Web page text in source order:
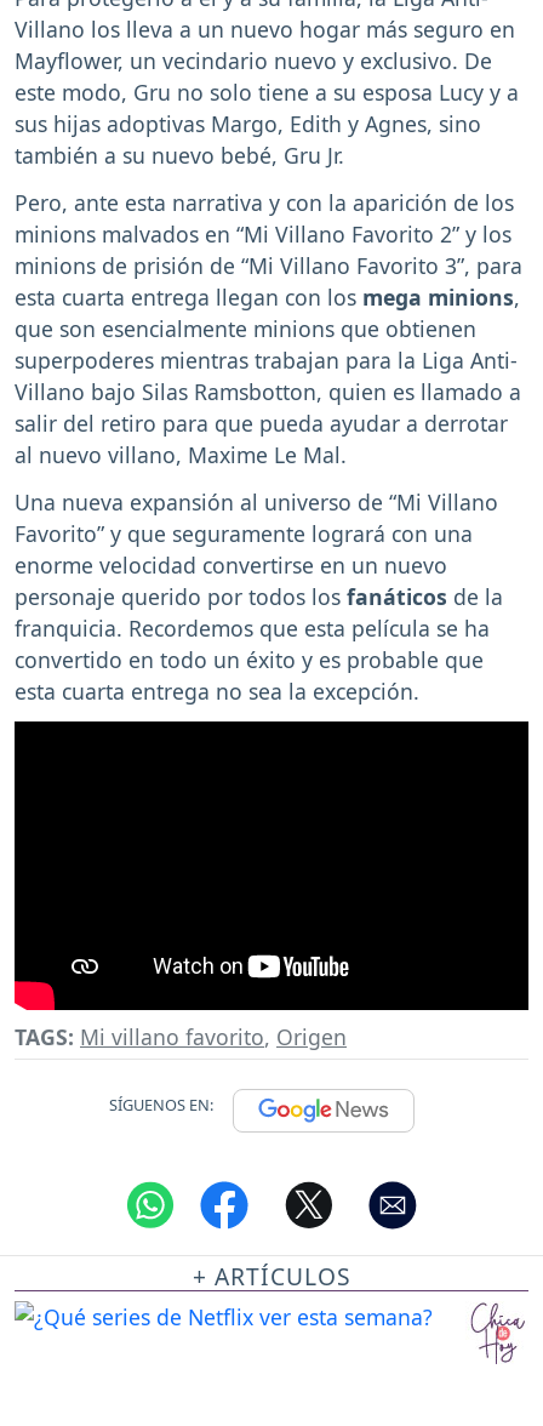
Villano los lleva a un nuevo hogar más seguro en
Mayflower, un vecindario nuevo y exclusivo. De
este modo, Gru no solo tiene a su esposa Lucy y a
sus hijas adoptivas Margo, Edith y Agnes, sino
también a su nuevo bebé, Gru Jr.
Pero, ante esta narrativa y con la aparición de los
minions malvados en “Mi Villano Favorito 2” y los
minions de prisión de “Mi Villano Favorito 3”, para
esta cuarta entrega llegan con los mega minions,
que son esencialmente minions que obtienen
superpoderes mientras trabajan para la Liga Anti-
Villano bajo Silas Ramsbotton, quien es llamado a
salir del retiro para que pueda ayudar a derrotar
al nuevo villano, Maxime Le Mal.
Una nueva expansión al universo de “Mi Villano
Favorito” y que seguramente logrará con una
enorme velocidad convertirse en un nuevo
personaje querido por todos los fanáticos de la
franquicia. Recordemos que esta película se ha
convertido en todo un éxito y es probable que
esta cuarta entrega no sea la excepción.
TAGS: Mi villano favorito, Origen
SÍGUENOS EN:
+ ARTÍCULOS